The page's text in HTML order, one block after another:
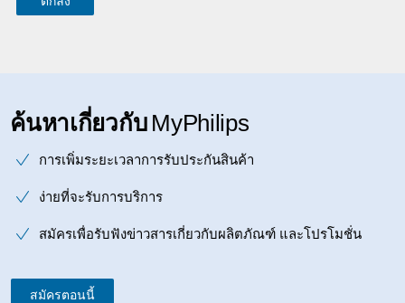
ค้นหาเกี่ยวกับ MyPhilips
การเพิ่มระยะเวลาการรับประกันสินค้า
ง่ายที่จะรับการบริการ
สมัครเพื่อรับฟังข่าวสารเกี่ยวกับผลิตภัณฑ์ และโปรโมชั่น
สมัครตอนนี้